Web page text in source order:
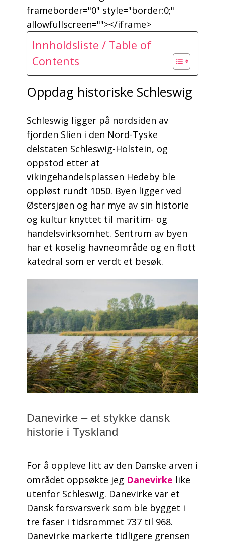
frameborder="0" style="border:0;"
allowfullscreen=""></iframe>
Innholdsliste / Table of
Contents
Oppdag historiske Schleswig
Schleswig ligger på nordsiden av
fjorden Slien i den Nord-Tyske
delstaten Schleswig-Holstein, og
oppstod etter at
vikingehandelsplassen Hedeby ble
oppløst rundt 1050. Byen ligger ved
Østersjøen og har mye av sin historie
og kultur knyttet til maritim- og
handelsvirksomhet. Sentrum av byen
har et koselig havneområde og en flott
katedral som er verdt et besøk.
Danevirke – et stykke dansk
historie i Tyskland
For å oppleve litt av den Danske arven i
området oppsøkte jeg Danevirke like
utenfor Schleswig. Danevirke var et
Dansk forsvarsverk som ble bygget i
tre faser i tidsrommet 737 til 968.
Danevirke markerte tidligere grensen